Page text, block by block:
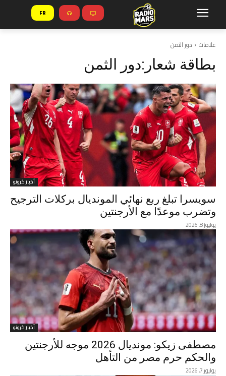
FR
علامات دور الثمن
بطاقة شعار:دور الثمن
أخبار كرونو
سويسرا تبلغ ربع نهائي المونديال بركلات الترجيح
وتضرب موعدًا مع الأرجنتين
يوليوز 8, 2026
أخبار كرونو
مصطفى زيكو: مونديال 2026 موجه للأرجنتين
والحكم حرم مصر من التأهل
يوليوز 7, 2026